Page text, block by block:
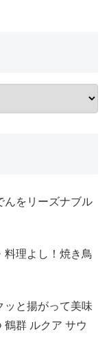
んをリーズナブル
料理よし！焼き鳥
ッと揚がって美味
鶴群 ルクア サウ